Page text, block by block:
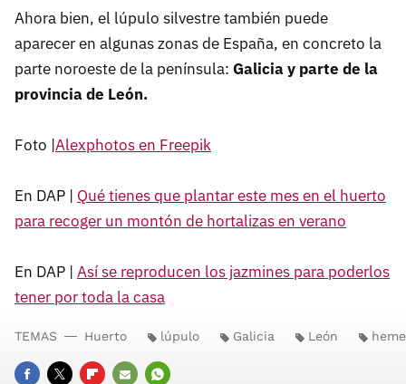
Ahora bien, el lúpulo silvestre también puede
aparecer en algunas zonas de España, en concreto la
parte noroeste de la península: Galicia y parte de la
provincia de León.
Foto |Alexphotos en Freepik
En DAP | Qué tienes que plantar este mes en el huerto
para recoger un montón de hortalizas en verano
En DAP | Así se reproducen los jazmines para poderlos
tener por toda la casa
TEMAS Huerto lúpulo Galicia León